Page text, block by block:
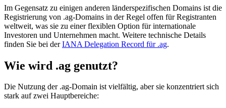
Im Gegensatz zu einigen anderen länderspezifischen Domains ist die
Registrierung von .ag-Domains in der Regel offen für Registranten
weltweit, was sie zu einer flexiblen Option für internationale
Investoren und Unternehmen macht. Weitere technische Details
finden Sie bei derIANA Delegation Record für .ag.
Wie wird .ag genutzt?
Die Nutzung der .ag-Domain ist vielfältig, aber sie konzentriert sich
stark auf zwei Hauptbereiche: